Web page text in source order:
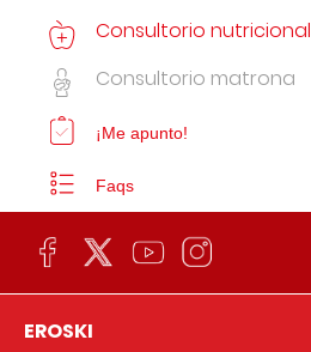
Consultorio nutricional
Consultorio matrona
¡Me apunto!
Faqs
EROSKI